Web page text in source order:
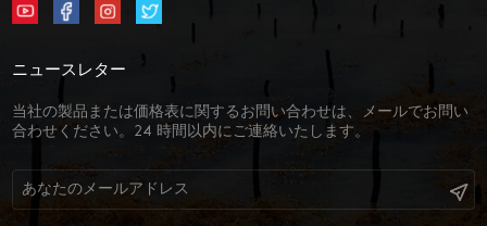
ニュースレター
当社の製品または価格表に関するお問い合わせは、メールでお問い
合わせください。24 時間以内にご連絡いたします。